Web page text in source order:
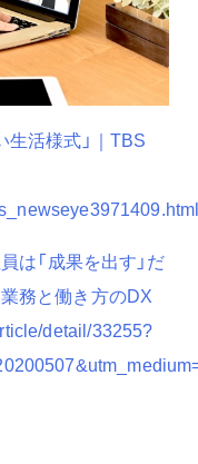
生活様式」｜TBS
は「成果を出す」だ
務と働き方のDX
detail/33255?